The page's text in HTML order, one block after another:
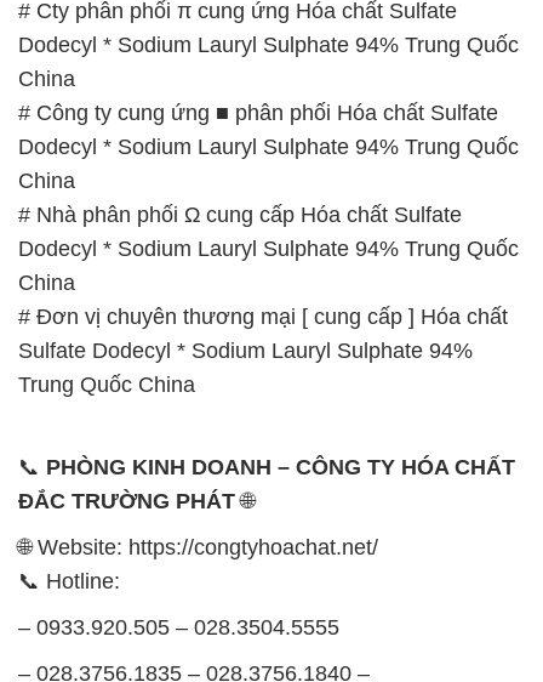
# Đơn vị chuyên thương mại [ cung cấp ] Hóa chất
Sulfate Dodecyl * Sodium Lauryl Sulphate 94%
Trung Quốc China
📞 PHÒNG KINH DOANH – CÔNG TY HÓA CHẤT
ĐẮC TRƯỜNG PHÁT
🌐 Website: https://congtyhoachat.net/
📞 Hotline:
– 0933.920.505 – 028.3504.5555
– 028.3756.1835 – 028.3756.1840 –
– 0932.660.696 – 0901.326.566 – 0906.387.866 –
0902.765.866
📧 Email: hoachat@dactruongphat.vn
GIỜ LÀM VIỆC TẠI CÔNG TY HÓA CHẤT ĐẮC
TRƯỜNG PHÁT
Thời gian làm việctại Hóa Chất Đắc Trường Phát